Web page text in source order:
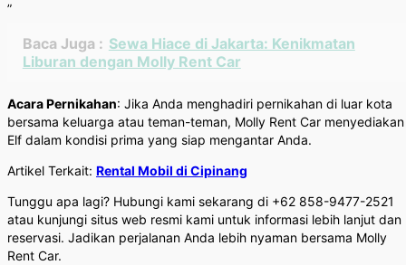
”
Baca Juga : Sewa Hiace di Jakarta: Kenikmatan
Liburan dengan Molly Rent Car
Acara Pernikahan: Jika Anda menghadiri pernikahan di luar kota
bersama keluarga atau teman-teman, Molly Rent Car menyediakan
Elf dalam kondisi prima yang siap mengantar Anda.
Artikel Terkait: Rental Mobil di Cipinang
Tunggu apa lagi? Hubungi kami sekarang di +62 858-9477-2521
atau kunjungi situs web resmi kami untuk informasi lebih lanjut dan
reservasi. Jadikan perjalanan Anda lebih nyaman bersama Molly
Rent Car.